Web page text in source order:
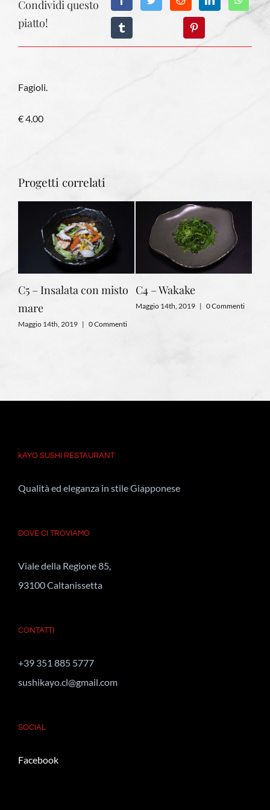
Condividi questo
piatto!
Fagioli.
€ 4.00
Progetti correlati
C5 – Insalata con misto
mare
Maggio 14th, 2019 | 0 Commenti
C4 – Wakake
Maggio 14th, 2019 | 0 Commenti
kAYO SUSHI RESTAURANT
Qualità ed eleganza in stile Giapponese
DOVE CI TROVIAMO
Viale della Regione 85,
93100 Caltanissetta
CONTATTI
+39 351 885 5777
sushikayo.cl@gmail.com
SOCIAL
Facebook